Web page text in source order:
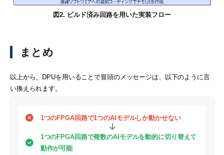
図2. ビルド済み回路を用いた実装フロー
まとめ
以上から、DPUを用いることで冒頭のメッセージは、以下のように言
い換えられます。
1つのFPGA回路で1つのAIモデルしか動かせない
1つのFPGA回路で複数のAIモデルを動的に切り替えて
動作が可能